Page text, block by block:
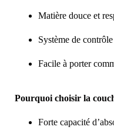
Matière douce et
Système de
Facile à porter
Pourquoi choisir la
Forte capacité